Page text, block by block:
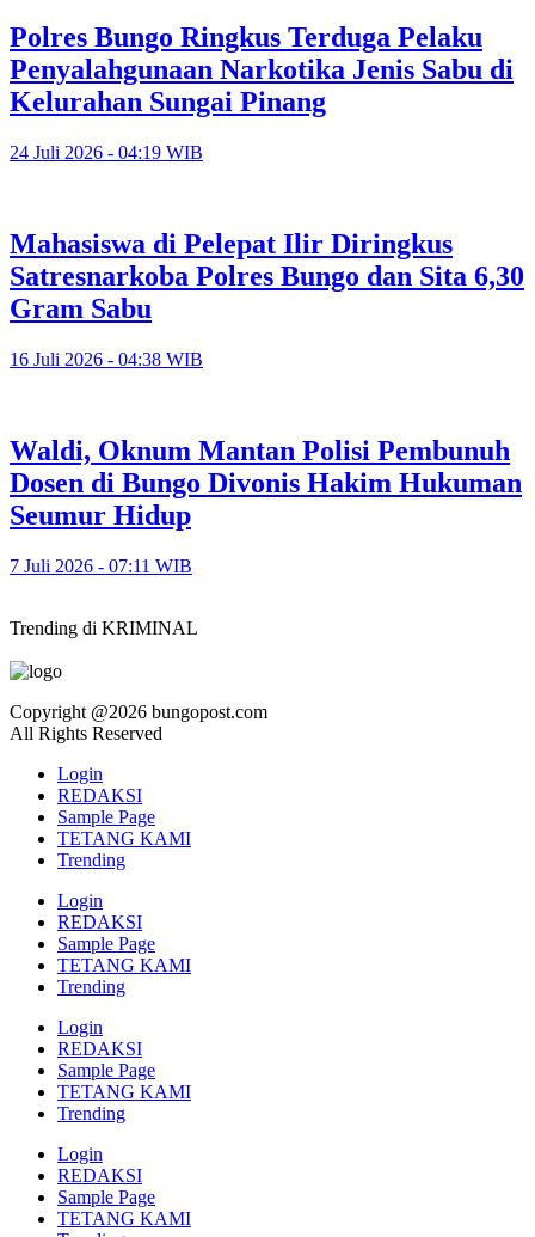
Polres Bungo Ringkus Terduga Pelaku
Penyalahgunaan Narkotika Jenis Sabu di
Kelurahan Sungai Pinang
24 Juli 2026 - 04:19 WIB
Mahasiswa di Pelepat Ilir Diringkus
Satresnarkoba Polres Bungo dan Sita 6,30
Gram Sabu
16 Juli 2026 - 04:38 WIB
Waldi, Oknum Mantan Polisi Pembunuh
Dosen di Bungo Divonis Hakim Hukuman
Seumur Hidup
7 Juli 2026 - 07:11 WIB
Trending di KRIMINAL
Copyright @2026 bungopost.com
All Rights Reserved
Login
REDAKSI
Sample Page
TETANG KAMI
Trending
Login
REDAKSI
Sample Page
TETANG KAMI
Trending
Login
REDAKSI
Sample Page
TETANG KAMI
Trending
Login
REDAKSI
Sample Page
TETANG KAMI